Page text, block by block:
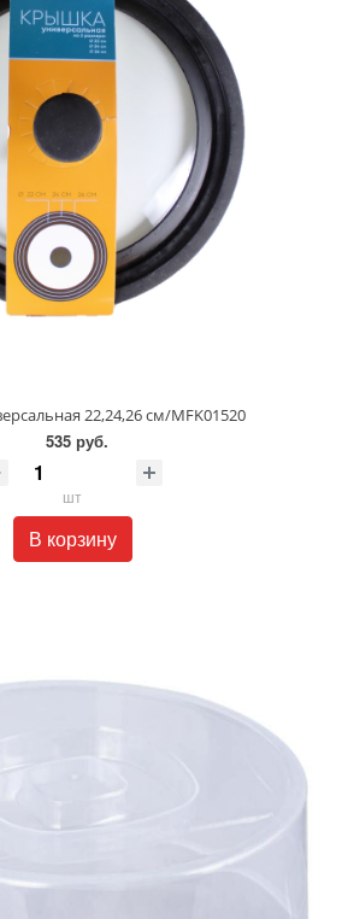
22,24,26 см/MFK01520
535 руб.
шт
В корзину